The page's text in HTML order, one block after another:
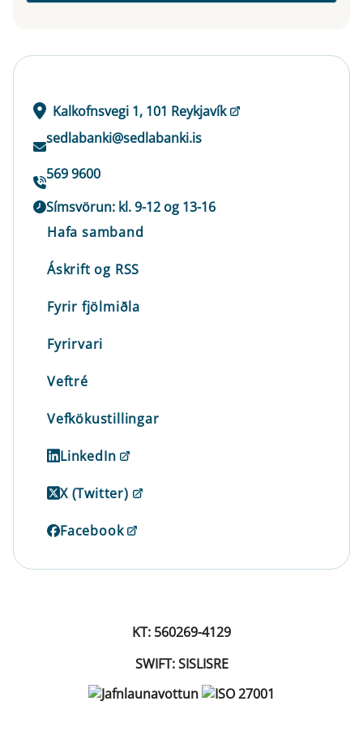
Kalkofnsvegi 1, 101 Reykjavík
sedlabanki@sedlabanki.is
569 9600
Símsvörun: kl. 9-12 og 13-16
Hafa samband
Áskrift og RSS
Fyrir fjölmiðla
Fyrirvari
Veftré
Vefkökustillingar
LinkedIn
X (Twitter)
Facebook
KT: 560269-4129
SWIFT: SISLISRE